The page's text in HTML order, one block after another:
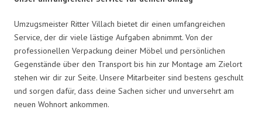
Umzugsmeister Ritter Villach bietet dir einen umfangreichen
Service, der dir viele lästige Aufgaben abnimmt. Von der
professionellen Verpackung deiner Möbel und persönlichen
Gegenstände über den Transport bis hin zur Montage am Zielort
stehen wir dir zur Seite. Unsere Mitarbeiter sind bestens geschult
und sorgen dafür, dass deine Sachen sicher und unversehrt am
neuen Wohnort ankommen.